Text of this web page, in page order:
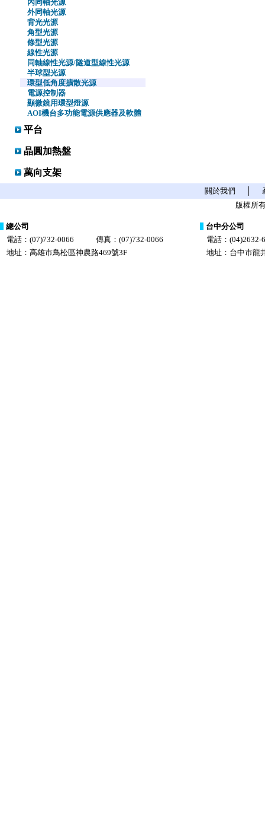
內同軸光源
外同軸光源
背光光源
角型光源
條型光源
線性光源
同軸線性光源/隧道型線性光源
半球型光源
環型低角度擴散光源
電源控制器
顯微鏡用環型燈源
AOI機台多功能電源供應器及軟體
平台
晶圓加熱盤
萬向支架
關於我們
版權所
總公司
電話：(07)732-0066
傳真：(07)732-0066
地址：高雄市鳥松區神農路469號3F
台中分公司
電話：(04)2632-
地址：台中市龍